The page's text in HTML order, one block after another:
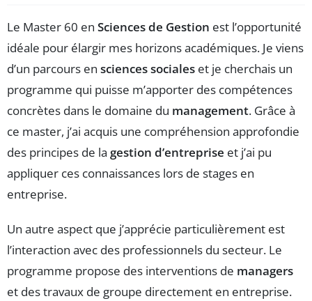
Le Master 60 en Sciences de Gestion est l’opportunité
idéale pour élargir mes horizons académiques. Je viens
d’un parcours en sciences sociales et je cherchais un
programme qui puisse m’apporter des compétences
concrètes dans le domaine du management. Grâce à
ce master, j’ai acquis une compréhension approfondie
des principes de la gestion d’entreprise et j’ai pu
appliquer ces connaissances lors de stages en
entreprise.
Un autre aspect que j’apprécie particulièrement est
l’interaction avec des professionnels du secteur. Le
programme propose des interventions de managers
et des travaux de groupe directement en entreprise.